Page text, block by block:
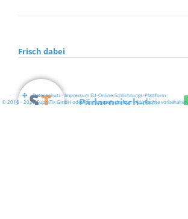
Frisch dabei
Pädagogisch-did…
· · ·Datenschutz·Impressum EU-Online-Schlichtungs-Plattform·
© 2016 - 2026 SupraTix GmbH oder Partnergesellschaften - Alle Rechte vorbehalten.